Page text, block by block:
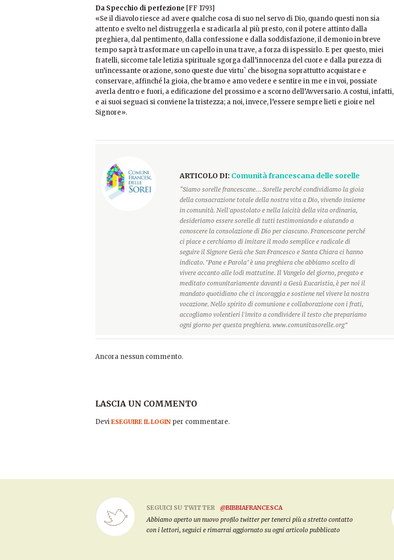
Da Specchio di perfezione [FF 1793]
«Se il diavolo riesce ad avere qualche cosa di suo nel servo di Dio, quando questi non sia
attento e svelto nel distruggerla e sradicarla al più presto, con il potere attinto dalla
preghiera, dal pentimento, dalla confessione e dalla soddisfazione, il demonio in breve
tempo saprà trasformare un capello in una trave, a forza di ispessirlo. E per questo, miei
fratelli, siccome tale letizia spirituale sgorga dall’innocenza del cuore e dalla purezza di
un’incessante orazione, sono queste due virtu` che bisogna soprattutto acquistare e
conservare, affinché la gioia, che bramo e amo vedere e sentire in me e in voi, possiate
averla dentro e fuori, a edificazione del prossimo e a scorno dell’Avversario. A costui, infatti,
e ai suoi seguaci si conviene la tristezza; a noi, invece, l’essere sempre lieti e gioire nel
Signore».
ARTICOLO DI: Comunità francescana delle sorelle
“Siamo sorelle francescane... Sorelle perché condividiamo la gioia
della consacrazione totale della nostra vita a Dio, vivendo insieme
in comunità. Nell'apostolato e nella laicità della vita ordinaria,
desideriamo essere sorelle di tutti testimoniando e aiutando a
conoscere la consolazione di Dio per ciascuno. Francescane perché
ci piace e cerchiamo di imitare il modo semplice e radicale di
seguire il Signore Gesù che San Francesco e Santa Chiara ci hanno
indicato. "Pane e Parola" è una preghiera che abbiamo scelto di
vivere accanto alle lodi mattutine. Il Vangelo del giorno, pregato e
meditato comunitariamente davanti a Gesù Eucaristia, è per noi il
mandato quotidiano che ci incoraggia e sostiene nel vivere la nostra
vocazione. Nello spirito di comunione e collaborazione con i frati,
accogliamo volentieri l'invito a condividere il testo che prepariamo
ogni giorno per questa preghiera. www.comunitasorelle.org”
Ancora nessun commento.
LASCIA UN COMMENTO
Devi ESEGUIRE IL LOGIN per commentare.
SEGUICI SU TWITTER
@BIBBIAFRANCESCA
Abbiamo aperto un nuovo profilo twitter per tenerci più a stretto contatto
con i lettori, seguici e rimarrai aggiornato su ogni articolo pubblicato